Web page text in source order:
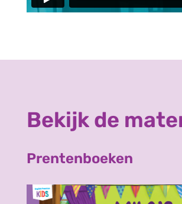
Bekijk de
Prentenboeken